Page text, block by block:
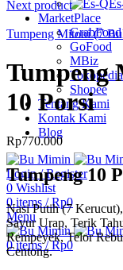
MarketPlace
GrabFood
GoFood
MBiz
Tokopedia
Shopee
Tentang Kami
Kontak Kami
Blog
Login / Register
0 Wishlist
0items / Rp0
Menu
0items / Rp0
Next product
Tumpeng Mitoni (7
Tumpeng
10 Porsi
Rp770.000
Tumpeng 10
Nasi Putih (7
Sayur Urap, Terik
Rempeyek, Telor
Centong.